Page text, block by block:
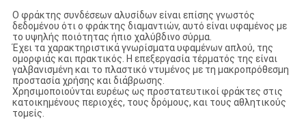
Ο φράκτης συνδέσεων αλυσίδων είναι επίσης γνωστός
δεδομένου ότι ο φράκτης διαμαντιών, αυτό είναι υφαμένος με
το υψηλής ποιότητας ήπιο χαλύβδινο σύρμα.
Έχει τα χαρακτηριστικά γνωρίσματα υφαμένων απλού, της
ομορφιάς και πρακτικός. Η επεξεργασία τέρματός της είναι
γαλβανισμένη και το πλαστικό ντυμένος με τη μακροπρόθεσμη
προστασία χρήσης και διάβρωσης.
Χρησιμοποιούνται ευρέως ως προστατευτικοί φράκτες στις
κατοικημένους περιοχές, τους δρόμους, και τους αθλητικούς
τομείς.